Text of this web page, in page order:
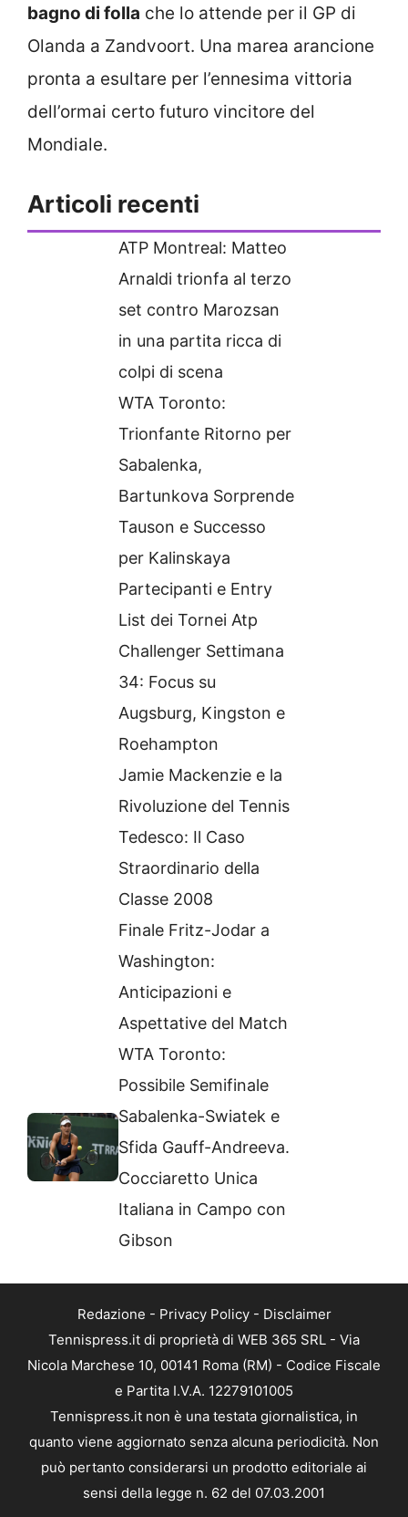
bagno di folla che lo attende per il GP di
Olanda a Zandvoort. Una marea arancione
pronta a esultare per l’ennesima vittoria
dell’ormai certo futuro vincitore del
Mondiale.
Articoli recenti
ATP Montreal: Matteo
Arnaldi trionfa al terzo
set contro Marozsan
in una partita ricca di
colpi di scena
WTA Toronto:
Trionfante Ritorno per
Sabalenka,
Bartunkova Sorprende
Tauson e Successo
per Kalinskaya
Partecipanti e Entry
List dei Tornei Atp
Challenger Settimana
34: Focus su
Augsburg, Kingston e
Roehampton
Jamie Mackenzie e la
Rivoluzione del Tennis
Tedesco: Il Caso
Straordinario della
Classe 2008
Finale Fritz-Jodar a
Washington:
Anticipazioni e
Aspettative del Match
WTA Toronto:
Possibile Semifinale
Sabalenka-Swiatek e
Sfida Gauff-Andreeva.
Cocciaretto Unica
Italiana in Campo con
Gibson
Redazione - Privacy Policy- Disclaimer
Tennispress.it di proprietà di WEB 365 SRL - Via
Nicola Marchese 10, 00141 Roma (RM) - Codice Fiscale
e Partita I.V.A. 12279101005
Tennispress.it non è una testata giornalistica, in
quanto viene aggiornato senza alcuna periodicità. Non
può pertanto considerarsi un prodotto editoriale ai
sensi della legge n. 62 del 07.03.2001